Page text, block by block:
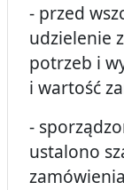
- przed
udzielenie
potrzeb i
i wartość
-
ustalono